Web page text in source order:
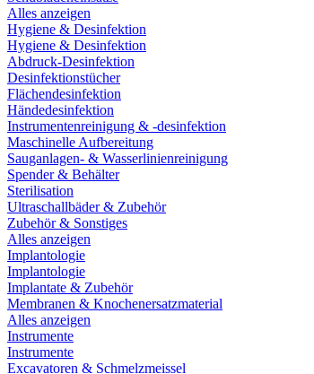
Alles anzeigen
Hygiene & Desinfektion
Hygiene & Desinfektion
Abdruck-Desinfektion
Desinfektionstücher
Flächendesinfektion
Händedesinfektion
Instrumentenreinigung & -desinfektion
Maschinelle Aufbereitung
Sauganlagen- & Wasserlinienreinigung
Spender & Behälter
Sterilisation
Ultraschallbäder & Zubehör
Zubehör & Sonstiges
Alles anzeigen
Implantologie
Implantologie
Implantate & Zubehör
Membranen & Knochenersatzmaterial
Alles anzeigen
Instrumente
Instrumente
Excavatoren & Schmelzmeissel